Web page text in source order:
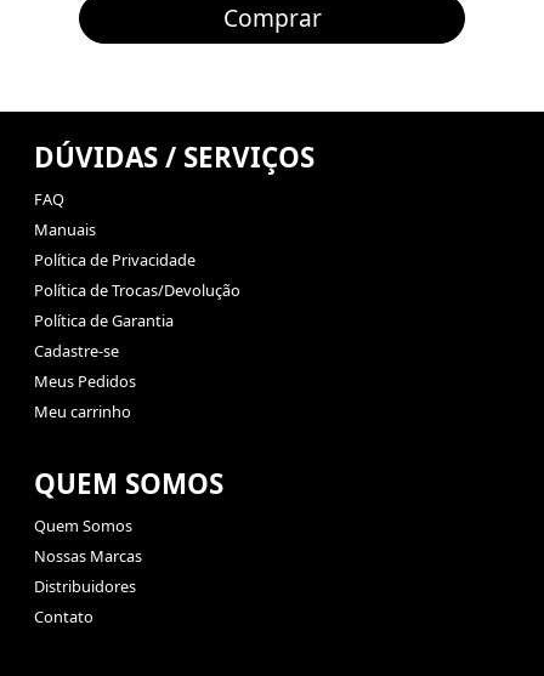
Comprar
DÚVIDAS / SERVIÇOS
FAQ
Manuais
Política de Privacidade
Política de Trocas/Devolução
Política de Garantia
Cadastre-se
Meus Pedidos
Meu carrinho
QUEM SOMOS
Quem Somos
Nossas Marcas
Distribuidores
Contato